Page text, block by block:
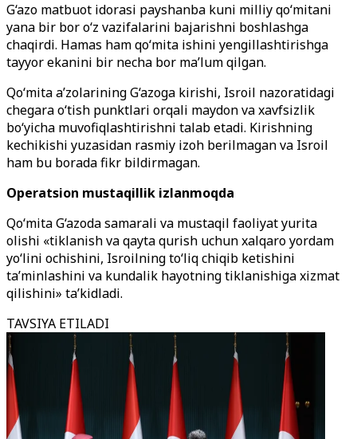
G‘azo matbuot idorasi payshanba kuni milliy qo‘mitani
yana bir bor o‘z vazifalarini bajarishni boshlashga
chaqirdi. Hamas ham qo‘mita ishini yengillashtirishga
tayyor ekanini bir necha bor ma’lum qilgan.
Qo‘mita a’zolarining G‘azoga kirishi, Isroil nazoratidagi
chegara o‘tish punktlari orqali maydon va xavfsizlik
bo‘yicha muvofiqlashtirishni talab etadi. Kirishning
kechikishi yuzasidan rasmiy izoh berilmagan va Isroil
ham bu borada fikr bildirmagan.
Operatsion mustaqillik izlanmoqda
Qo‘mita G‘azoda samarali va mustaqil faoliyat yurita
olishi «tiklanish va qayta qurish uchun xalqaro yordam
yo‘lini ochishini, Isroilning to‘liq chiqib ketishini
ta’minlashini va kundalik hayotning tiklanishiga xizmat
qilishini» ta’kidladi.
TAVSIYA ETILADI